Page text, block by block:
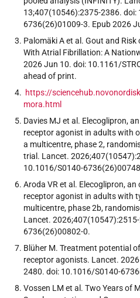
13;407(10546):2375-2386. doi:
6736(26)01009-3. Epub 2026
Palomäki A et al. Gout and
With Atrial Fibrillation: A
2026 Jun 10. doi: 10.1161/
ahead of print.
https://
mora.html
Davies MJ et al. Elecoglipron,
receptor agonist in adults with
a multicentre, phase 2,
trial. Lancet.
10.1016/S0140-
Aroda VR et al. Elecoglipron, an
receptor agonist in adults with
multicentre, phase 2b,
Lancet.
6736(26)00802-0.
Blüher M. Treatment potential
receptor agonists. Lancet.
2480. doi: 10.1016/S0140-
Vossen LM et al. Two Years of